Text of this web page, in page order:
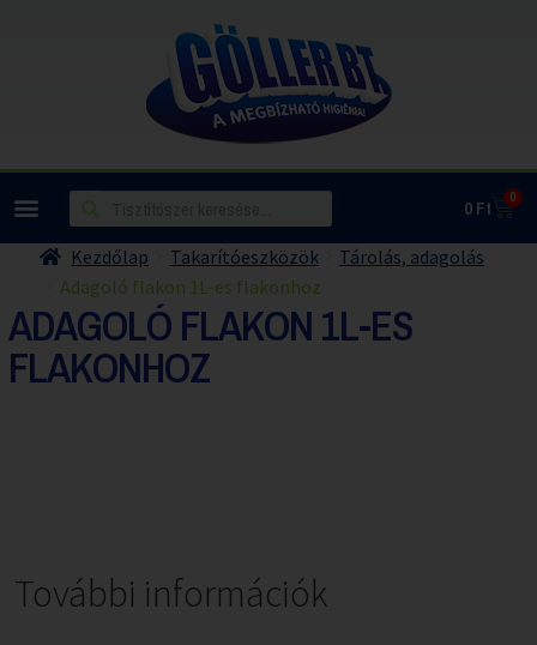
0Ft 0
Kezdőlap Takarítóeszközök
Tárolás, adagolás
Adagoló flakon 1L-es flakonhoz
ADAGOLÓ FLAKON 1L-ES
FLAKONHOZ
További információk